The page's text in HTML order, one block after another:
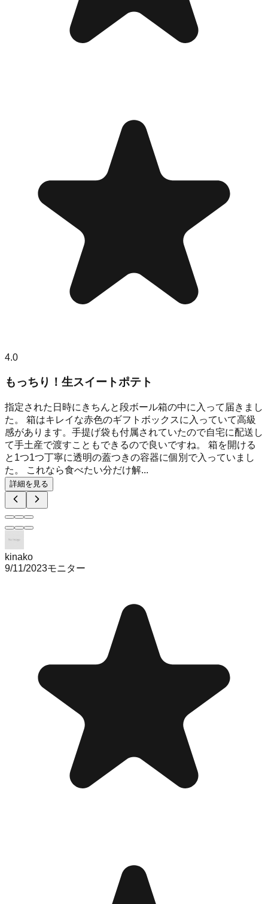
4.0
もっちり！生スイートポテト
指定された日時にきちんと段ボール箱の中に入って届きまし
た。 箱はキレイな赤色のギフトボックスに入っていて高級
感があります。手提げ袋も付属されていたので自宅に配送し
て手土産で渡すこともできるので良いですね。 箱を開ける
と1つ1つ丁寧に透明の蓋つきの容器に個別で入っていまし
た。 これなら食べたい分だけ解...
詳細を見る
kinako
9/11/2023モニター